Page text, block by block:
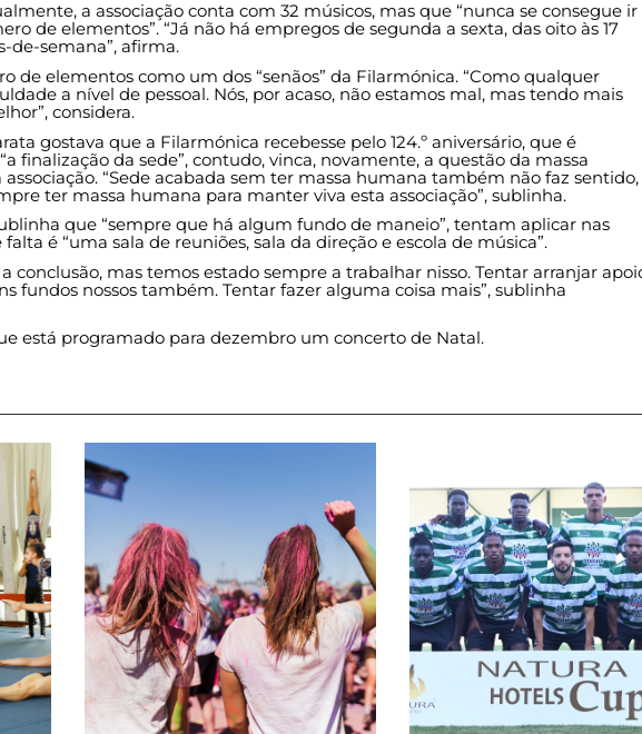
a associação conta com 32 músicos, mas que “nunca se consegue ir
de elementos”. “Já não há empregos de segunda a sexta, das oito às 17
de-semana”, afirma.
de elementos como um dos “senãos” da Filarmónica. “Como qualquer
a nível de pessoal. Nós, por acaso, não estamos mal, mas tendo mais
considera.
gostava que a Filarmónica recebesse pelo 124.º aniversário, que é
finalização da sede”, contudo, vinca, novamente, a questão da massa
“Sede acabada sem ter massa humana também não faz sentido,
ter massa humana para manter viva esta associação”, sublinha.
que “sempre que há algum fundo de maneio”, tentam aplicar nas
é “uma sala de reuniões, sala da direção e escola de música”.
conclusão, mas temos estado sempre a trabalhar nisso. Tentar arranjar
fundos nossos também. Tentar fazer alguma coisa mais”, sublinha
está programado para dezembro um concerto de Natal.